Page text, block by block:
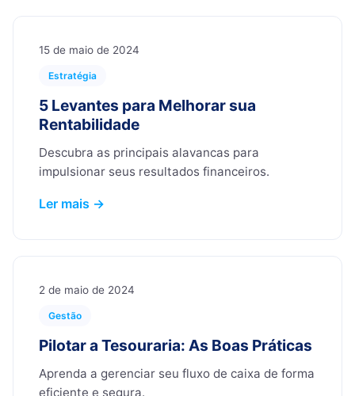
15 de maio de 2024
Estratégia
5 Levantes para Melhorar sua
Rentabilidade
Descubra as principais alavancas para
impulsionar seus resultados financeiros.
Ler mais →
2 de maio de 2024
Gestão
Pilotar a Tesouraria: As Boas Práticas
Aprenda a gerenciar seu fluxo de caixa de forma
eficiente e segura.